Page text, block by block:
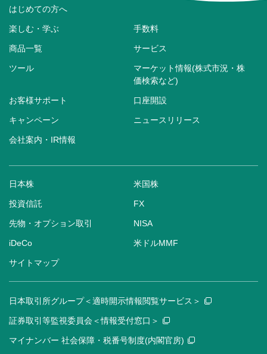
はじめての方へ
楽しむ・学ぶ 手数料
商品一覧 サービス
ツール
マーケット情報(株式市況・株
価検索など)
お客様サポート 口座開設
キャンペーン ニュースリリース
会社案内・IR情報
日本株 米国株
投資信託 FX
先物・オプション取引 NISA
iDeCo 米ドルMMF
サイトマップ
日本取引所グループ＜適時開示情報閲覧サービス＞
証券取引等監視委員会＜情報受付窓口＞
マイナンバー 社会保障・税番号制度(内閣官房)